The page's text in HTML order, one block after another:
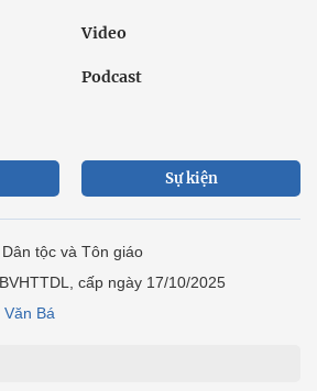
Video
Podcast
Sự kiện
tộc và Tôn giáo
cấp ngày 17/10/2025
Bá